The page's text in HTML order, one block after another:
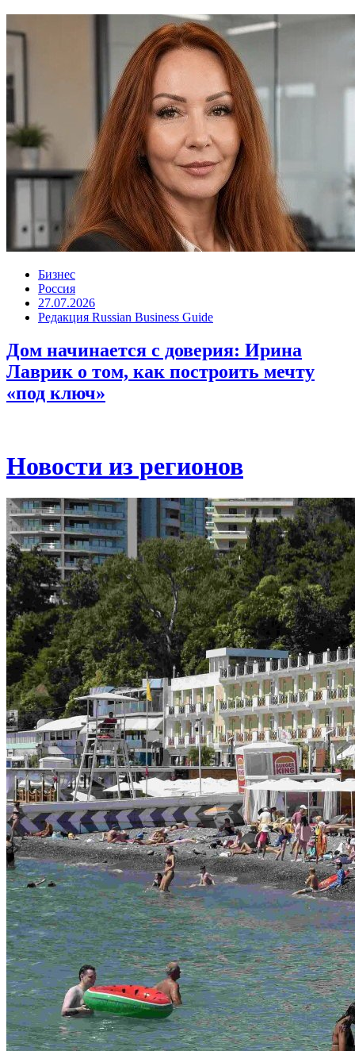
Бизнес
Россия
27.07.2026
Редакция Russian Business Guide
Дом начинается с доверия: Ирина
Лаврик о том, как построить мечту
«под ключ»
Новости из регионов